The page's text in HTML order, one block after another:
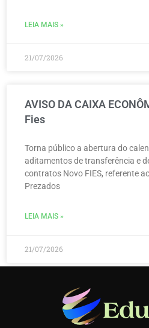
LEIA MAIS »
21/07/2026
AVISO DA CAIXA
Fies
Torna público a abertura do
aditamentos de transferência e
contratos Novo FIES, referente
Prezados
LEIA MAIS »
21/07/2026